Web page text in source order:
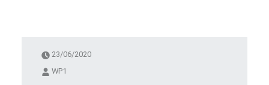
23/06/2020
WP1